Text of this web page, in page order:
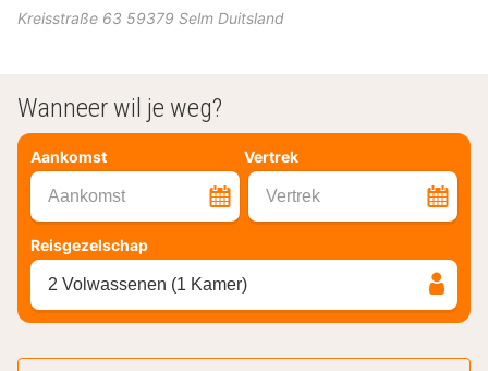
Kreisstraße 63 59379 Selm Duitsland
Wanneer wil je weg?
Aankomst Vertrek
Aankomst Vertrek
Reisgezelschap
2 Volwassenen (1 Kamer)